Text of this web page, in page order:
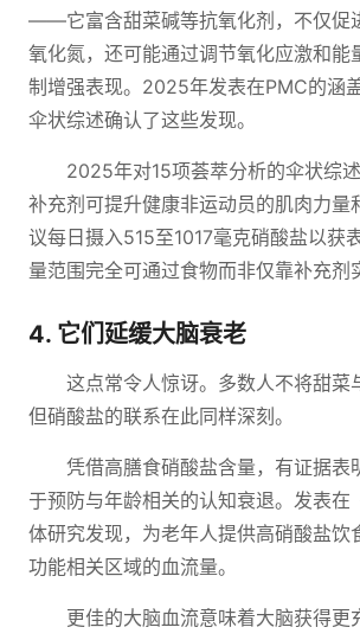
——它富含甜菜碱等抗氧化剂，不仅促
氧化氮，还可能通过调节氧化应激和能
制增强表现。2025年发表在PMC的涵
伞状综述确认了这些发现。
2025年对15项荟萃分析的伞状综
补充剂可提升健康非运动员的肌肉力量
议每日摄入515至1017毫克硝酸盐以获
量范围完全可通过食物而非仅靠补充剂
4. 它们延缓大脑衰老
这点常令人惊讶。多数人不将甜菜
但硝酸盐的联系在此同样深刻。
凭借高膳食硝酸盐含量，有证据表
于预防与年龄相关的认知衰退。发表在
体研究发现，为老年人提供高硝酸盐饮
功能相关区域的血流量。
更佳的大脑血流意味着大脑获得更